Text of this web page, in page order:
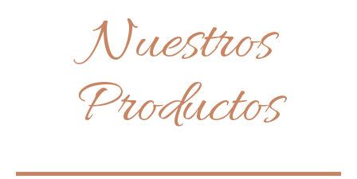
Nuestros
Productos